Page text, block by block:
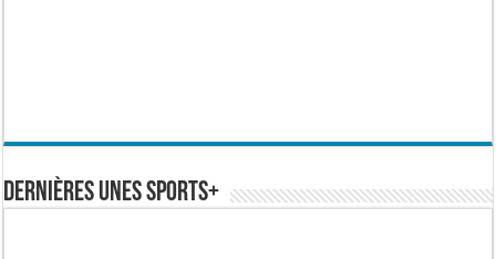
Dernières Unes Sports+